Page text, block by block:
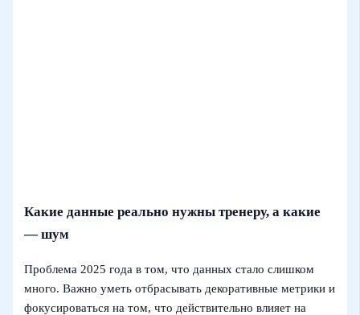
Какие данные реально нужны тренеру, а какие
— шум
Проблема 2025 года в том, что данных стало слишком
много. Важно уметь отбрасывать декоративные метрики и
фокусироваться на том, что действительно влияет на